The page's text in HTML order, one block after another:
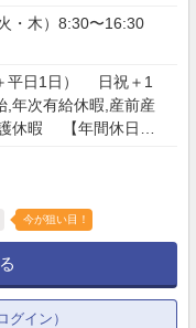
・木）8:30〜16:30
平日1日） 日祝＋1
,年次有給休暇,産前産
休暇 【年間休日】
今が狙い目！
グイン）